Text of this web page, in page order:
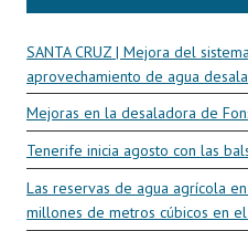
SANTA CRUZ | Mejora del
aprovechamiento de agua
Mejoras en la desaladora de
Tenerife inicia agosto con las
Las reservas de agua agrícola
millones de metros cúbicos en